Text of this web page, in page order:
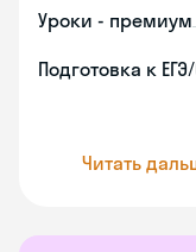
Уроки - премиум
Подготовка к
Читать